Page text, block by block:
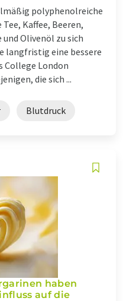
polyphenolreiche
Kaffee, Beeren,
Olivenöl zu sich
langfristig eine bessere
College London
die sich ...
Blutdruck
haben
auf die